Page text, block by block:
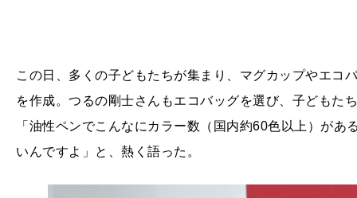
この日、多くの子どもたちが集まり、マグカップやエコ
を作成。つるの剛士さんもエコバッグを選び、子どもた
「油性ペンでこんなにカラー数（国内約60色以上）が
いんですよ」と、熱く語った。